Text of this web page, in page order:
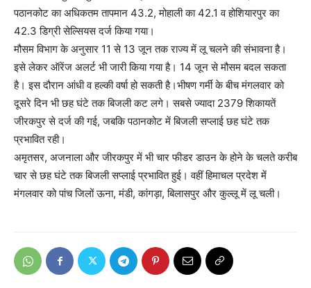
पठानकोट का अधिकतम तापमान 43.2, मोहाली का 42.1 व होशियारपुर का
42.3 डिग्री सेल्सियस दर्ज किया गया।
मौसम विभाग के अनुसार 11 से 13 जून तक राज्य में लू चलने की संभावना है।
इसे लेकर ऑरेंज अलर्ट भी जारी किया गया है। 14 जून से मौसम बदल सकता
है। इस दौरान आंधी व हल्की वर्षा हो सकती है।भीषण गर्मी के बीच मंगलवार को
दूसरे दिन भी छह घंटे तक बिजली कट लगे। सबसे ज्यादा 2379 शिकायतें
जीरकपुर से दर्ज की गई, जबकि पठानकोट में बिजली सप्लाई छह घंटे तक
प्रभावित रही।
अमृतसर, अजनाला और जीरकपुर में भी चार फीडर डाउन के होने के चलते करीब
चार से छह घंटे तक बिजली सप्लाई प्रभावित हुई। वहीं हिमाचल प्रदेश में
मंगलवार को पांच जिलों ऊना, मंडी, कांगड़ा, बिलासपुर और कुल्लू में लू चली।